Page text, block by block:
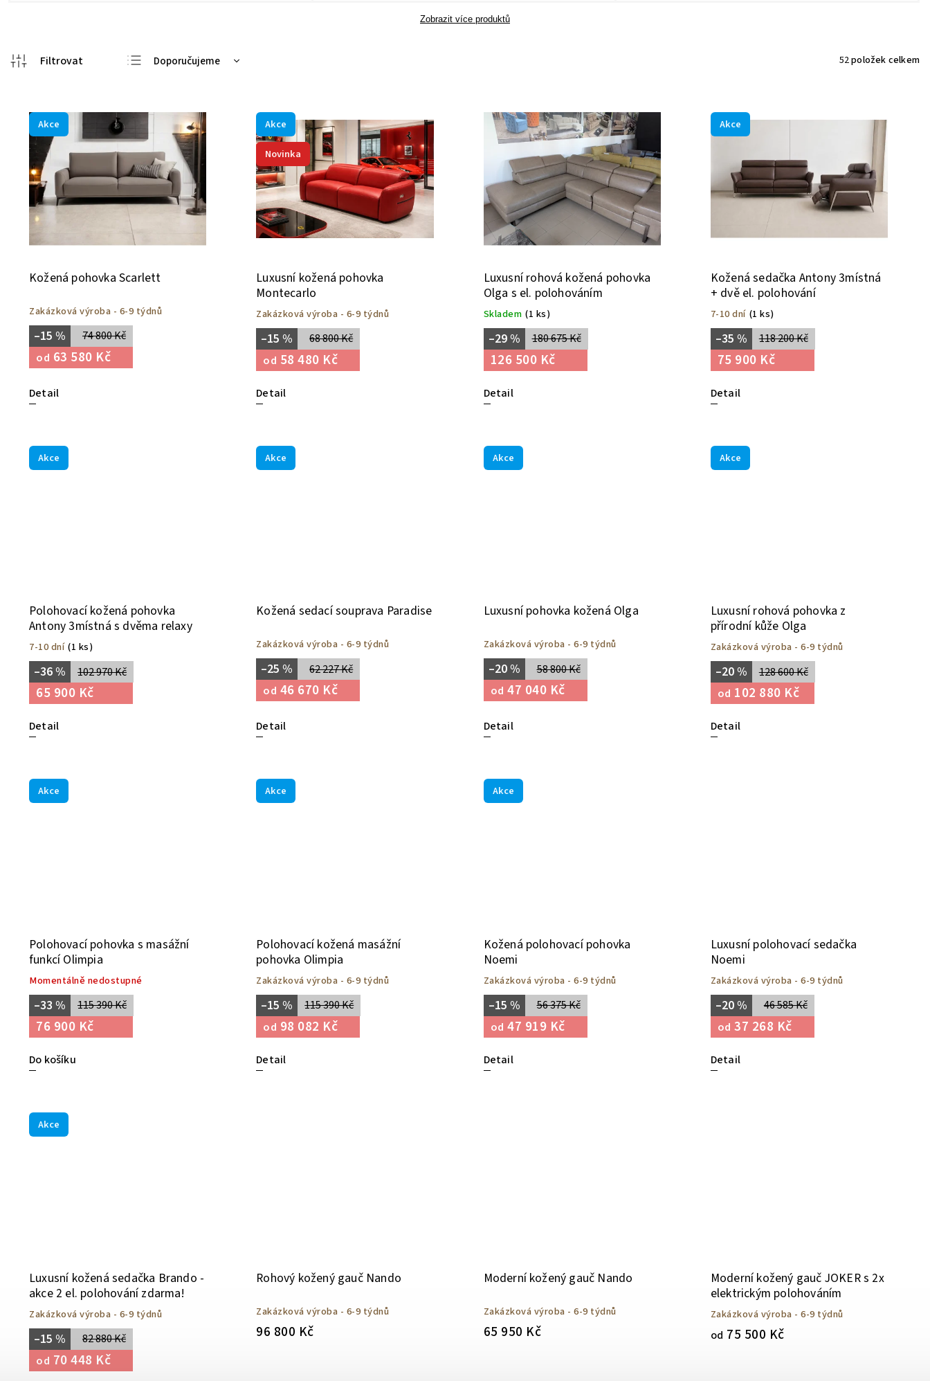
Zobrazit více produktů
Doporučujeme
Nejprodávanější
Abecedně
52položek celkem
Akce
Kožená pohovka Scarlett
Zakázková výroba - 6-9 týdnů
74 800 Kč
–15 %
od 63 580 Kč
Detail
Akce
Novinka
Luxusní kožená pohovka
Montecarlo
Zakázková výroba - 6-9 týdnů
68 800 Kč
–15 %
od 58 480 Kč
Detail
Luxusní rohová kožená pohovka
Olga s el. polohováním
Skladem (1 ks)
180 675 Kč
–29 %
126 500 Kč
Detail
Akce
Kožená sedačka Antony 3místná
+ dvě el. polohování
7-10 dní (1 ks)
118 200 Kč
–35 %
75 900 Kč
Detail
Akce
Polohovací kožená pohovka
Antony 3místná s dvěma relaxy
7-10 dní (1 ks)
102 970 Kč
–36 %
65 900 Kč
Detail
Akce
Kožená sedací souprava Paradise
Zakázková výroba - 6-9 týdnů
62 227 Kč
–25 %
od 46 670 Kč
Detail
Akce
Luxusní pohovka kožená Olga
Zakázková výroba - 6-9 týdnů
58 800 Kč
–20 %
od 47 040 Kč
Detail
Akce
Luxusní rohová pohovka z
přírodní kůže Olga
Zakázková výroba - 6-9 týdnů
128 600 Kč
–20 %
od 102 880 Kč
Detail
Akce
Polohovací pohovka s masážní
funkcí Olimpia
Momentálně nedostupné
115 390 Kč
–33 %
76 900 Kč
Do košíku
Akce
Polohovací kožená masážní
pohovka Olimpia
Zakázková výroba - 6-9 týdnů
115 390 Kč
–15 %
od 98 082 Kč
Detail
Akce
Kožená polohovací pohovka
Noemi
Zakázková výroba - 6-9 týdnů
56 375 Kč
–15 %
od 47 919 Kč
Detail
Luxusní polohovací sedačka
Noemi
Zakázková výroba - 6-9 týdnů
46 585 Kč
–20 %
od 37 268 Kč
Detail
Akce
Luxusní kožená sedačka Brando -
akce 2 el. polohování zdarma!
Zakázková výroba - 6-9 týdnů
82 880 Kč
–15 %
od 70 448 Kč
Rohový kožený gauč Nando
Zakázková výroba - 6-9 týdnů
96 800 Kč
Moderní kožený gauč Nando
Zakázková výroba - 6-9 týdnů
65 950 Kč
Moderní kožený gauč JOKER s 2x
elektrickým polohováním
Zakázková výroba - 6-9 týdnů
od 75 500 Kč